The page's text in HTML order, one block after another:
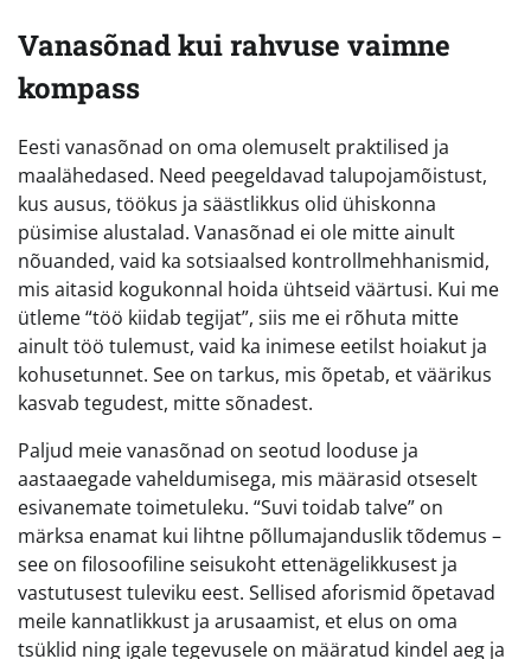
Vanasõnad kui rahvuse vaimne
kompass
Eesti vanasõnad on oma olemuselt praktilised ja
maalähedased. Need peegeldavad talupojamõistust,
kus ausus, töökus ja säästlikkus olid ühiskonna
püsimise alustalad. Vanasõnad ei ole mitte ainult
nõuanded, vaid ka sotsiaalsed kontrollmehhanismid,
mis aitasid kogukonnal hoida ühtseid väärtusi. Kui me
ütleme “töö kiidab tegijat”, siis me ei rõhuta mitte
ainult töö tulemust, vaid ka inimese eetilst hoiakut ja
kohusetunnet. See on tarkus, mis õpetab, et väärikus
kasvab tegudest, mitte sõnadest.
Paljud meie vanasõnad on seotud looduse ja
aastaaegade vaheldumisega, mis määrasid otseselt
esivanemate toimetuleku. “Suvi toidab talve” on
märksa enamat kui lihtne põllumajanduslik tõdemus –
see on filosoofiline seisukoht ettenägelikkusest ja
vastutusest tuleviku eest. Sellised aforismid õpetavad
meile kannatlikkust ja arusaamist, et elus on oma
tsüklid ning igale tegevusele on määratud kindel aeg ja